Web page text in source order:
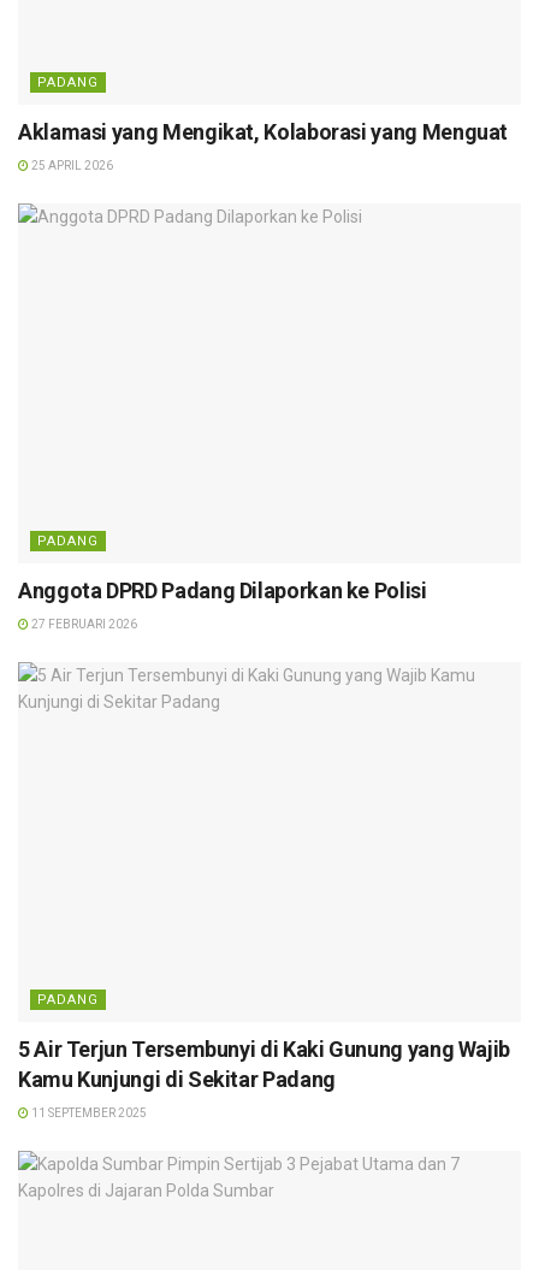
PADANG
Aklamasi yang Mengikat, Kolaborasi yang Menguat
25 APRIL 2026
PADANG
Anggota DPRD Padang Dilaporkan ke Polisi
27 FEBRUARI 2026
PADANG
5 Air Terjun Tersembunyi di Kaki Gunung yang Wajib
Kamu Kunjungi di Sekitar Padang
11 SEPTEMBER 2025